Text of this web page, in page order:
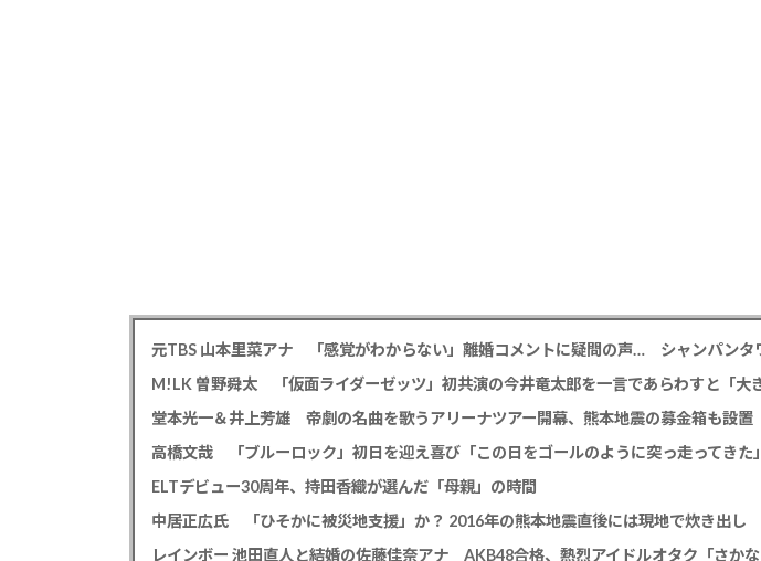
高橋文哉 「ブルーロック」初日を迎え喜び「この日をゴールのように突っ走ってきた」
ELTデビュー30周年、持田香織が選んだ「母親」の時間